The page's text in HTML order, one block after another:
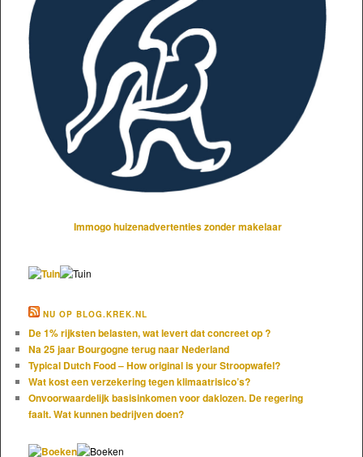
Immogo huizenadvertenties zonder makelaar
NU OP BLOG.KREK.NL
De 1% rijksten belasten, wat levert dat concreet op ?
Na 25 jaar Bourgogne terug naar Nederland
Typical Dutch Food – How original is your Stroopwafel?
Wat kost een verzekering tegen klimaatrisico’s?
Onvoorwaardelijk basisinkomen voor daklozen. De regering
faalt. Wat kunnen bedrijven doen?